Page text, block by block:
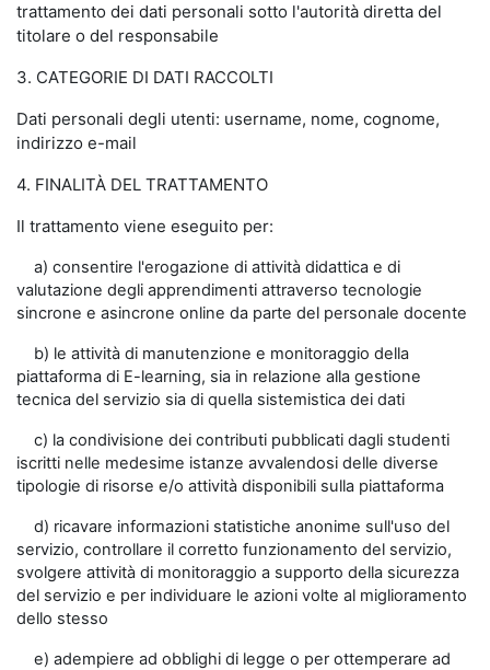
trattamento dei dati personali sotto l'autorità diretta del
titolare o del responsabile
3. CATEGORIE DI DATI RACCOLTI
Dati personali degli utenti: username, nome, cognome,
indirizzo e-mail
4. FINALITÀ DEL TRATTAMENTO
Il trattamento viene eseguito per:
a) consentire l'erogazione di attività didattica e di
valutazione degli apprendimenti attraverso tecnologie
sincrone e asincrone online da parte del personale docente
b) le attività di manutenzione e monitoraggio della
piattaforma di E-learning, sia in relazione alla gestione
tecnica del servizio sia di quella sistemistica dei dati
c) la condivisione dei contributi pubblicati dagli studenti
iscritti nelle medesime istanze avvalendosi delle diverse
tipologie di risorse e/o attività disponibili sulla piattaforma
d) ricavare informazioni statistiche anonime sull'uso del
servizio, controllare il corretto funzionamento del servizio,
svolgere attività di monitoraggio a supporto della sicurezza
del servizio e per individuare le azioni volte al miglioramento
dello stesso
e) adempiere ad obblighi di legge o per ottemperare ad